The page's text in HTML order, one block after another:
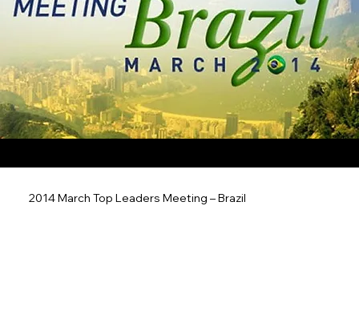
2014 March Top Leaders Meeting – Brazil